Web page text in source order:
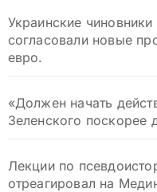
Украинские
согласовали новые
евро.
«Должен начать
Зеленского поскорее
Лекции по
отреагировал на